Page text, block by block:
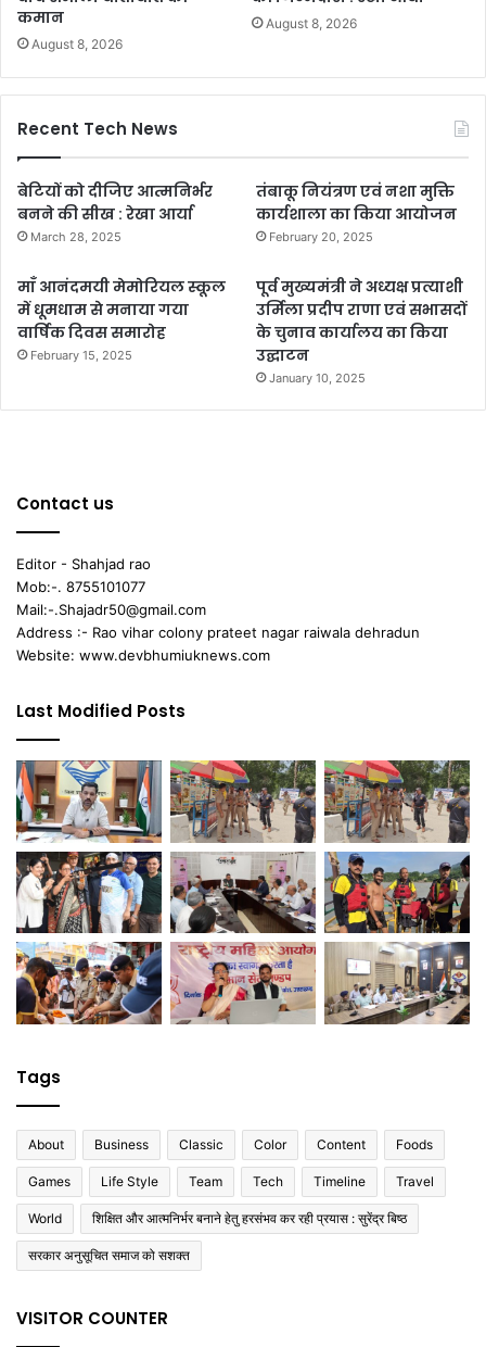
कमान
August 8, 2026
August 8, 2026
Recent Tech News
बेटियों को दीजिए आत्मनिर्भर
बनने की सीख : रेखा आर्या
March 28, 2025
तंबाकू नियंत्रण एवं नशा मुक्ति
कार्यशाला का किया आयोजन
February 20, 2025
माँ आनंदमयी मेमोरियल स्कूल
में धूमधाम से मनाया गया
वार्षिक दिवस समारोह
February 15, 2025
पूर्व मुख्यमंत्री ने अध्यक्ष प्रत्याशी
उर्मिला प्रदीप राणा एवं सभासदों
के चुनाव कार्यालय का किया
उद्घाटन
January 10, 2025
Contact us
Editor - Shahjad rao
Mob:-. 8755101077
Mail:-.Shajadr50@gmail.com
Address :- Rao vihar colony prateet nagar raiwala dehradun
Website: www.devbhumiuknews.com
Last Modified Posts
Tags
About Business Classic Color Content Foods
Games Life Style Team Tech Timeline Travel
World शिक्षित और आत्मनिर्भर बनाने हेतु हरसंभव कर रही प्रयास : सुरेंद्र बिष्ठ
सरकार अनुसूचित समाज को सशक्त
VISITOR COUNTER